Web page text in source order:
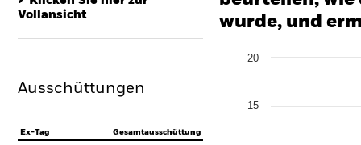
Vollansicht
Ausschüttungen
Ex-Tag Gesamtausschüttung
wurde, und
Chart
Bar chart with 4 data
15
20